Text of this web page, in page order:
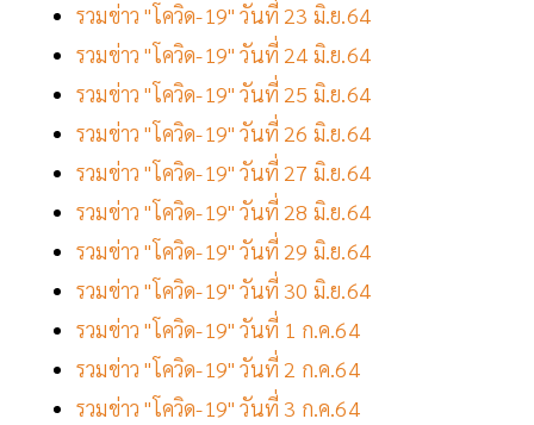
รวมข่าว "โควิด-19" วันที่ 23 มิ.ย.64
รวมข่าว "โควิด-19" วันที่ 24 มิ.ย.64
รวมข่าว "โควิด-19" วันที่ 25 มิ.ย.64
รวมข่าว "โควิด-19" วันที่ 26 มิ.ย.64
รวมข่าว "โควิด-19" วันที่ 27 มิ.ย.64
รวมข่าว "โควิด-19" วันที่ 28 มิ.ย.64
รวมข่าว "โควิด-19" วันที่ 29 มิ.ย.64
รวมข่าว "โควิด-19" วันที่ 30 มิ.ย.64
รวมข่าว "โควิด-19" วันที่ 1 ก.ค.64
รวมข่าว "โควิด-19" วันที่ 2 ก.ค.64
รวมข่าว "โควิด-19" วันที่ 3 ก.ค.64